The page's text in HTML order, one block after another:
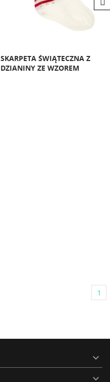
SKARPETA ŚWIĄTECZNA Z
DZIANINY ZE WZOREM
1

